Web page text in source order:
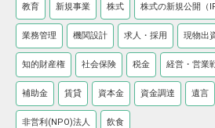
教育 新規事業 株式 株式の新規公開（
業務管理 機関設計 求人・採用 現物出
知的財産権 社会保険 税金 経営・営業
補助金 賃貸 資本金 資金調達 遺言
非営利(NPO)法人 飲食